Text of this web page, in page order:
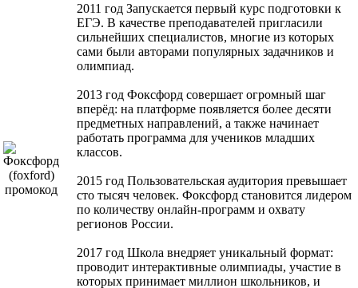
2011 год Запускается первый курс подготовки к
ЕГЭ. В качестве преподавателей пригласили
сильнейших специалистов, многие из которых
сами были авторами популярных задачников и
олимпиад.
2013 год Фоксфорд совершает огромный шаг
вперёд: на платформе появляется более десяти
предметных направлений, а также начинает
работать программа для учеников младших
классов.
2015 год Пользовательская аудитория превышает
сто тысяч человек. Фоксфорд становится лидером
по количеству онлайн-программ и охвату
регионов России.
2017 год Школа внедряет уникальный формат:
проводит интерактивные олимпиады, участие в
которых принимает миллион школьников, и